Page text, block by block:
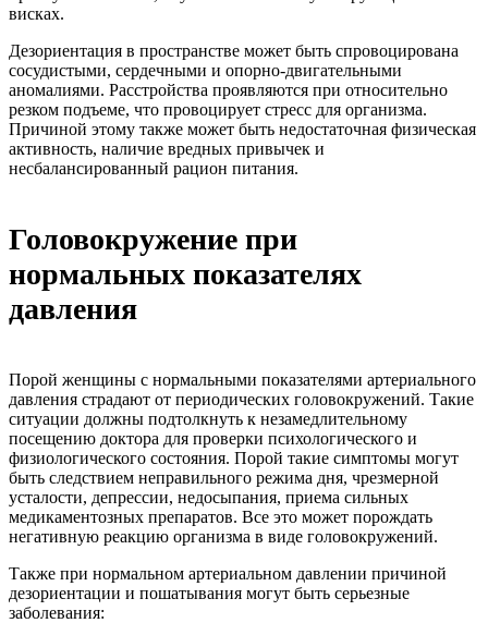
висках.
Дезориентация в пространстве может быть спровоцирована
сосудистыми, сердечными и опорно-двигательными
аномалиями. Расстройства проявляются при относительно
резком подъеме, что провоцирует стресс для организма.
Причиной этому также может быть недостаточная физическая
активность, наличие вредных привычек и
несбалансированный рацион питания.
Головокружение при
нормальных показателях
давления
Порой женщины с нормальными показателями артериального
давления страдают от периодических головокружений. Такие
ситуации должны подтолкнуть к незамедлительному
посещению доктора для проверки психологического и
физиологического состояния. Порой такие симптомы могут
быть следствием неправильного режима дня, чрезмерной
усталости, депрессии, недосыпания, приема сильных
медикаментозных препаратов. Все это может порождать
негативную реакцию организма в виде головокружений.
Также при нормальном артериальном давлении причиной
дезориентации и пошатывания могут быть серьезные
заболевания: